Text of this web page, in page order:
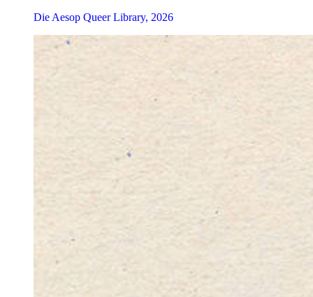
Die Aesop Queer Library, 2026